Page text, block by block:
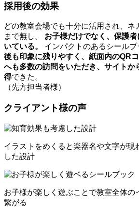
採用後の効果
どの教室会場でも十分に活用され、ネ
まで無し。
お子様だけでなく、保護
いている。
インパクトのあるシールブ
後も印象に残りやすく、紙面内のQR
へも多数の訪問をいただき、サイトか
得できた。
（先方担当者様）
クライアント様の声
イラストをめくると楽器名や文字が現
した設計
お子様が楽しく遊ぶことで教室全体の
繋がる